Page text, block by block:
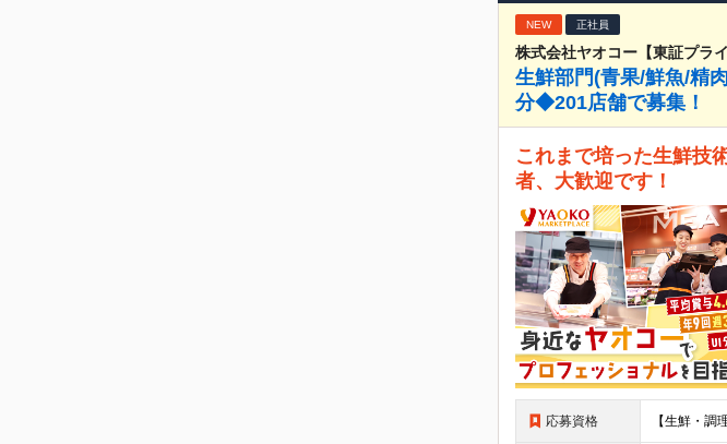
NEW 正社員
株式会社ヤオコー【東証プラ
生鮮部門(青果/鮮魚/精
分◆201店舗で募集！
これまで培った生鮮技
者、大歓迎です！
応募資格